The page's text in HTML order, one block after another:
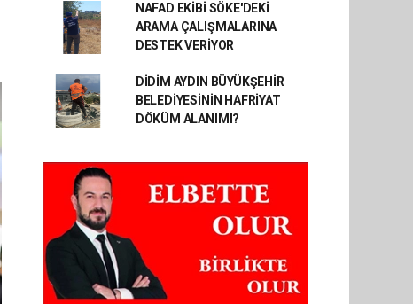
NAFAD EKİBİ SÖKE'DEKİ
ARAMA ÇALIŞMALARINA
DESTEK VERİYOR
DİDİM AYDIN BÜYÜKŞEHİR
BELEDİYESİNİN HAFRİYAT
DÖKÜM ALANIMI?